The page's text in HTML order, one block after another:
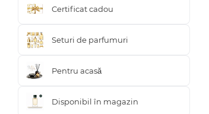
Certificat cadou
Seturi de parfumuri
Pentru acasă
Disponibil în magazin